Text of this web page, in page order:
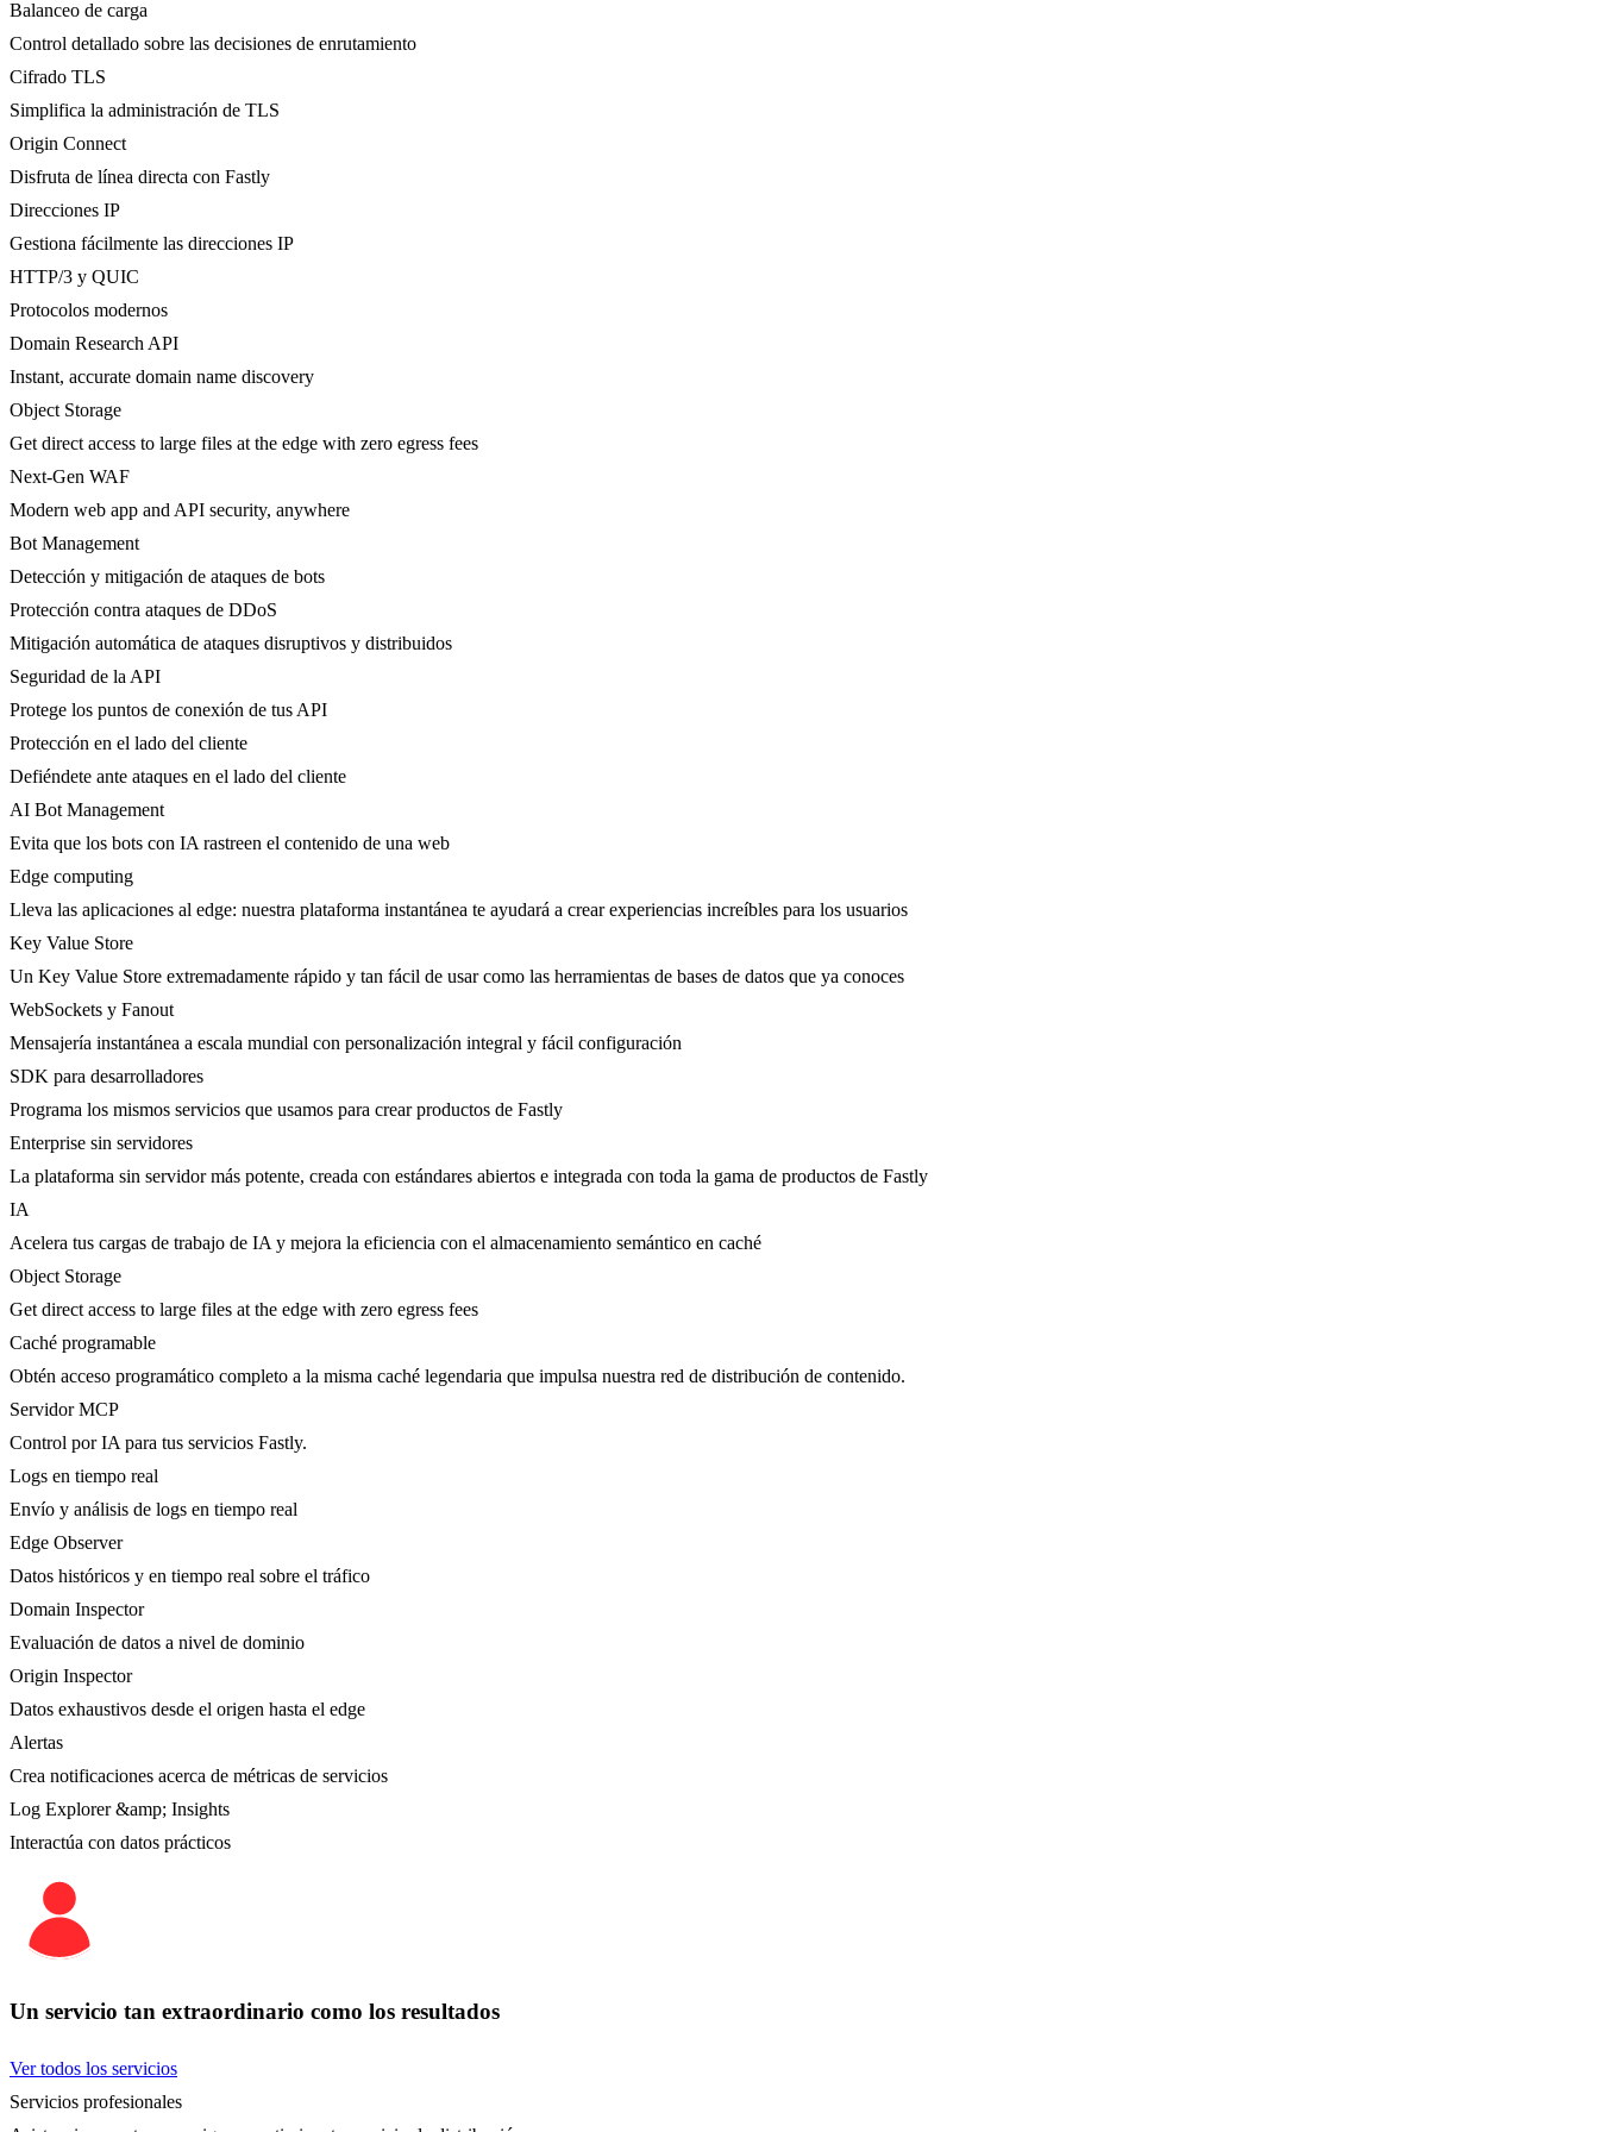
Balanceo de carga
Control detallado sobre las decisiones de enrutamiento
Cifrado TLS
Simplifica la administración de TLS
Origin Connect
Disfruta de línea directa con Fastly
Direcciones IP
Gestiona fácilmente las direcciones IP
HTTP/3 y QUIC
Protocolos modernos
Domain Research API
Instant, accurate domain name discovery
Object Storage
Get direct access to large files at the edge with zero egress fees
Next-Gen WAF
Modern web app and API security, anywhere
Bot Management
Detección y mitigación de ataques de bots
Protección contra ataques de DDoS
Mitigación automática de ataques disruptivos y distribuidos
Seguridad de la API
Protege los puntos de conexión de tus API
Protección en el lado del cliente
Defiéndete ante ataques en el lado del cliente
AI Bot Management
Evita que los bots con IA rastreen el contenido de una web
Edge computing
Lleva las aplicaciones al edge: nuestra plataforma instantánea te ayudará a crear experiencias increíbles para los usuarios
Key Value Store
Un Key Value Store extremadamente rápido y tan fácil de usar como las herramientas de bases de datos que ya conoces
WebSockets y Fanout
Mensajería instantánea a escala mundial con personalización integral y fácil configuración
SDK para desarrolladores
Programa los mismos servicios que usamos para crear productos de Fastly
Enterprise sin servidores
La plataforma sin servidor más potente, creada con estándares abiertos e integrada con toda la gama de productos de Fastly
IA
Acelera tus cargas de trabajo de IA y mejora la eficiencia con el almacenamiento semántico en caché
Object Storage
Get direct access to large files at the edge with zero egress fees
Caché programable
Obtén acceso programático completo a la misma caché legendaria que impulsa nuestra red de distribución de contenido.
Servidor MCP
Control por IA para tus servicios Fastly.
Logs en tiempo real
Envío y análisis de logs en tiempo real
Edge Observer
Datos históricos y en tiempo real sobre el tráfico
Domain Inspector
Evaluación de datos a nivel de dominio
Origin Inspector
Datos exhaustivos desde el origen hasta el edge
Alertas
Crea notificaciones acerca de métricas de servicios
Log Explorer &amp; Insights
Interactúa con datos prácticos
Un servicio tan extraordinario como los resultados
Ver todos los servicios
Servicios profesionales